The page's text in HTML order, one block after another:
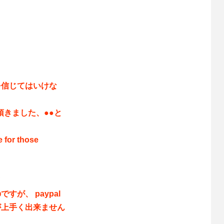
じてはいけな
きました、●●と
for those
すが、 paypal
手く出来ません